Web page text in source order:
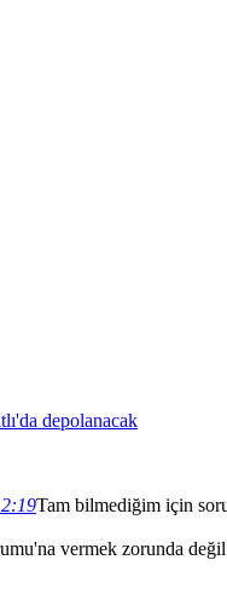
depolanacak
Tam bilmediğim için
vermek zorunda